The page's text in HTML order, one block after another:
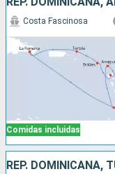
Comidas incluidas
Costa Fascinosa